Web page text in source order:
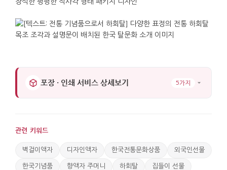
포장 · 인쇄 서비스 상세보기 5가지
관련 키워드
벽걸이액자 디자인액자 한국전통문화상품 외국인선물
한국기념품 향액자 주머니 하회탈 집들이 선물